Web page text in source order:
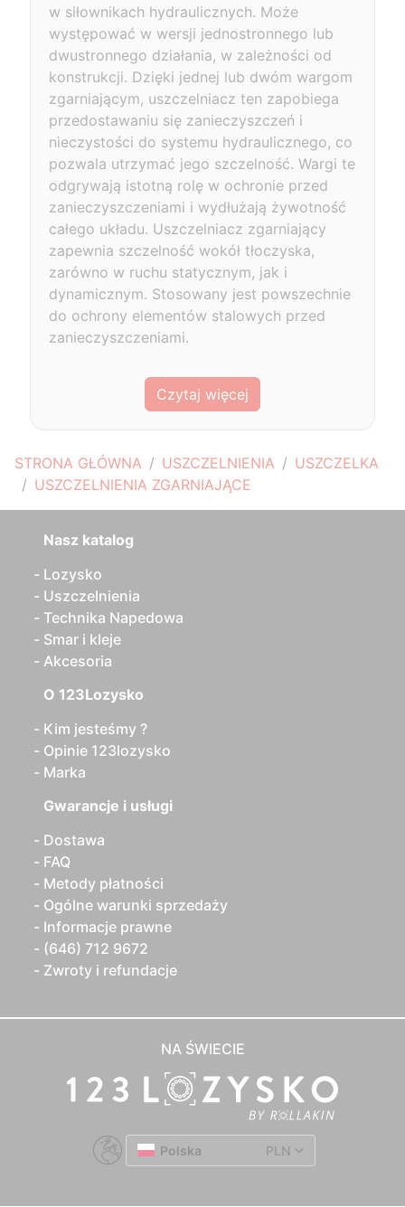
STRONA GŁÓWNA USZCZELNIENIA
USZCZELKA
USZCZELNIENIA ZGARNIAJĄCE
w siłownikach hydraulicznych. Może
występować w wersji jednostronnego lub
dwustronnego działania, w zależności od
konstrukcji. Dzięki jednej lub dwóm wargom
zgarniającym, uszczelniacz ten zapobiega
przedostawaniu się zanieczyszczeń i
nieczystości do systemu hydraulicznego, co
pozwala utrzymać jego szczelność. Wargi te
odgrywają istotną rolę w ochronie przed
zanieczyszczeniami i wydłużają żywotność
całego układu. Uszczelniacz zgarniający
zapewnia szczelność wokół tłoczyska,
zarówno w ruchu statycznym, jak i
dynamicznym. Stosowany jest powszechnie
do ochrony elementów stalowych przed
zanieczyszczeniami.
Czytaj więcej
Nasz katalog
Lozysko
Uszczelnienia
Technika Napedowa
Smar i kleje
Akcesoria
O 123Lozysko
Kim jesteśmy ?
Opinie 123lozysko
Marka
Gwarancje i usługi
Dostawa
FAQ
Metody płatności
Ogólne warunki sprzedaży
Informacje prawne
(646) 712 9672
Zwroty i refundacje
NA ŚWIECIE
Polska PLN